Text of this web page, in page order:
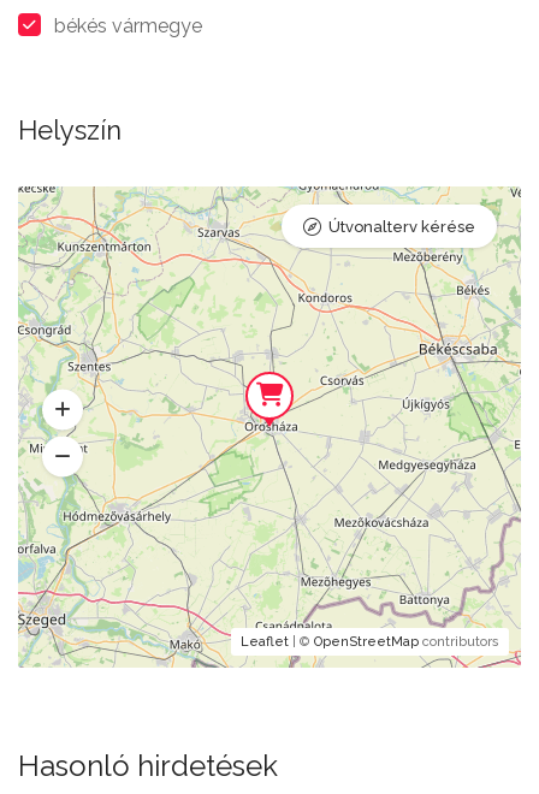
békés vármegye
Helyszín
Leaflet | © OpenStreetMap contributors
Útvonalterv kérése
Hasonló hirdetések